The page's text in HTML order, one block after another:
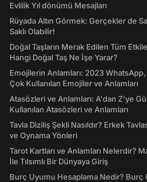
Evlilik Yıl dönümü Mesajları
Rüyada Altın Görmek: Gerçekler de
Saklı Olabilir!
Doğal Taşların Merak Edilen Tüm
Hangi Doğal Taş Ne İşe Yarar?
Emojilerin Anlamları: 2023
Çok Kullanılan Emojiler ve Anlamları
Atasözleri ve Anlamları: A'dan Z'ye
Kullanılan Atasözleri ve Anlamları
Tavla Diziliş Şekli Nasıldır? Erkek
ve Oynama Yönleri
Tarot Kartları ve Anlamları Nelerdir?
İle Tılsımlı Bir Dünyaya Giriş
Burç Uyumu Hesaplama Nedir? Burç